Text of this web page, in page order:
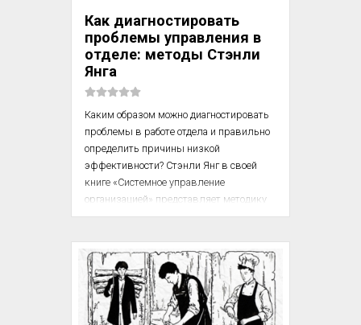
Проблема — в подходе.
Это вторая часть статьи, читайте
первую часть тут.
Как диагностировать
проблемы управления в
отделе: методы Стэнли
Янга
Каким образом можно диагностировать
проблемы в работе отдела и правильно
определить причины низкой
эффективности? Стэнли Янг в своей
книге «Системное управление
организацией» представляет методику
системного анализа для выявления и
Он утверждает, что многие трудности в
работе организации связаны не с
индивидуальными ошибками
сотрудников, а с нарушением баланса
между структурами и процессами